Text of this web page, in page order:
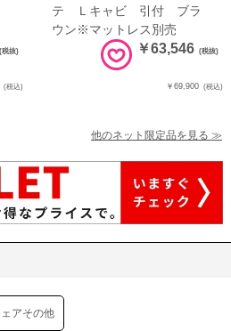
(税抜)
(税込)
テ Ｌキャビ 引付 ブラ
ウン※マットレス別売
￥63,546 (税抜)
￥69,900 (税込)
他のネット限定品を見る ≫
アその他